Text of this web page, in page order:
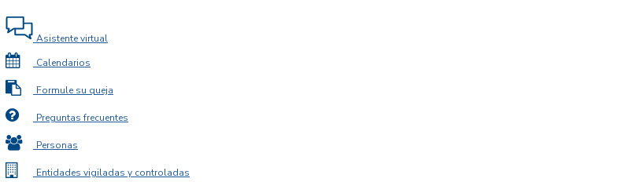
Asistente virtual
Calendarios
Formule su queja
Preguntas frecuentes
Personas
Entidades vigiladas y controladas